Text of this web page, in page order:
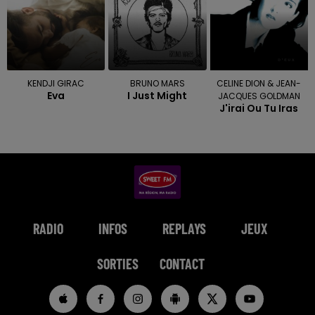
KENDJI GIRAC
Eva
BRUNO MARS
I Just Might
CELINE DION & JEAN-
JACQUES GOLDMAN
J'irai Ou Tu Iras
RADIO INFOS REPLAYS JEUX
SORTIES CONTACT